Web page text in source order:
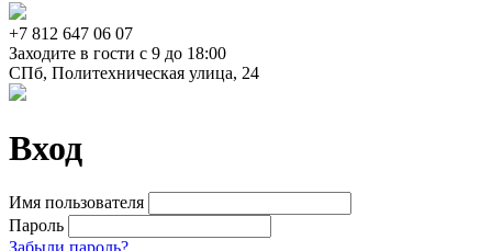
+7 812 647 06 07
Заходите в гости c 9 до 18:00
СПб, Политехническая улица, 24
Вход
Имя пользователя
Пароль